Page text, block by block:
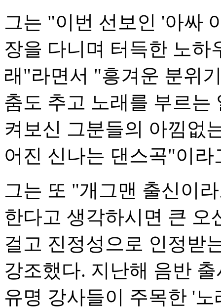
그는 "이번 선보인 '아싸
장을 다니며 터득한 노하
래"라면서 "흥겨운 분위
춤도 추고 노래를 부르는
켜보신 그분들의 아낌없
어진 신나는 댄스곡"이라
그는 또 "개그맨 출신이
한다고 생각하시면 큰
걸고 진정성으로 인정받
강조했다. 지난해 음반
유명 강사들이 주목한 '